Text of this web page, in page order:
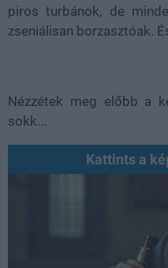
piros turbánok, de
zseniálisan borzasztóak.
Nézzétek meg előbb a
sokk...
Kattints a